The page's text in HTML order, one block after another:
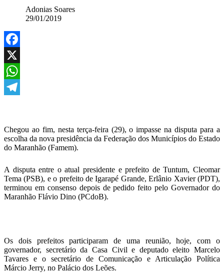
Adonias Soares
29/01/2019
Facebook
X
WhatsApp
Chegou ao fim, nesta terça-feira (29), o impasse na disputa para a
escolha da nova presidência da Federação dos Municípios do Estado
do Maranhão (Famem).
A disputa entre o atual presidente e prefeito de Tuntum, Cleomar
Tema (PSB), e o prefeito de Igarapé Grande, Erlânio Xavier (PDT),
terminou em consenso depois de pedido feito pelo Governador do
Maranhão Flávio Dino (PCdoB).
Os dois prefeitos participaram de uma reunião, hoje, com o
governador, secretário da Casa Civil e deputado eleito Marcelo
Tavares e o secretário de Comunicação e Articulação Política
Márcio Jerry, no Palácio dos Leões.